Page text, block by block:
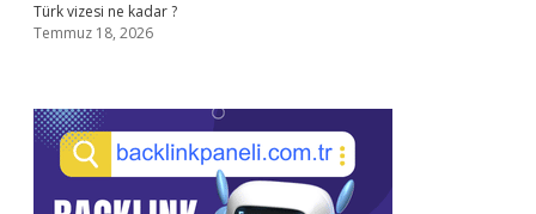
Türk vizesi ne kadar ?
Temmuz 18, 2026